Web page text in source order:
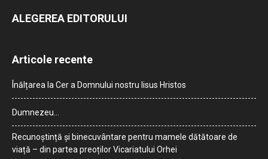
ALEGEREA EDITORULUI
Articole recente
Înălțarea la Cer a Domnului nostru Iisus Hristos
Dumnezeu…
Recunoștință și binecuvântare pentru mamele dătătoare de
viață – din partea preoților Vicariatului Orhei